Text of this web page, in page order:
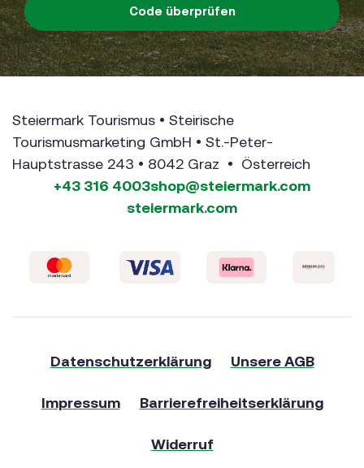
Code überprüfen
Steiermark Tourismus • Steirische
Tourismusmarketing GmbH • St.-Peter-
Hauptstrasse 243 • 8042 Graz • Österreich
+43 316 4003shop@steiermark.com
steiermark.com
Datenschutzerklärung Unsere AGB
Impressum Barrierefreiheitserklärung
Widerruf